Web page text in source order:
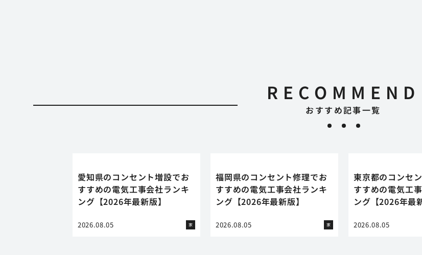
RECOMMEND
おすすめ記事一覧
愛知県のコンセント増設でお
すすめの電気工事会社ランキ
ング【2026年最新版】
2026.08.05 家
福岡県のコンセント修理でお
すすめの電気工事会社ランキ
ング【2026年最新版】
2026.08.05 家
東京都のコンセ
すすめの電気工
ング【2026年最
2026.08.05